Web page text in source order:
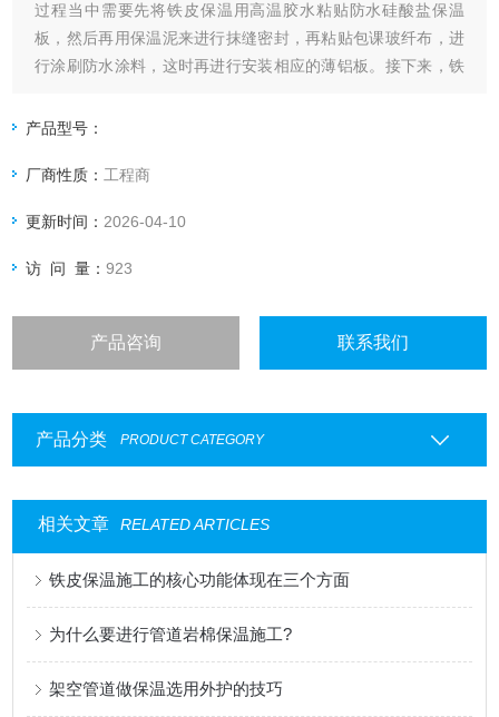
过程当中需要先将铁皮保温用高温胶水粘贴防水硅酸盐保温
板，然后再用保温泥来进行抹缝密封，再粘贴包课玻纤布，进
行涂刷防水涂料，这时再进行安装相应的薄铝板。接下来，铁
层，安装薄铝板，再打密封胶，这时根据相关的施工需要，铝
机卷筒机对铁皮进行相关操作。
产品型号：
厂商性质： 工程商
更新时间： 2026-04-10
访 问 量：923
产品咨询 联系我们
产品分类 PRODUCT CATEGORY
相关文章 RELATED ARTICLES
铁皮保温施工的核心功能体现在三个方面
为什么要进行管道岩棉保温施工?
架空管道做保温选用外护的技巧